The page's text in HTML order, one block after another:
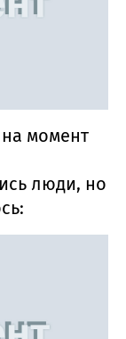
момент
люди, но